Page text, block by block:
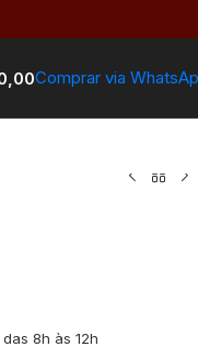
Comprar via
8h às 12h